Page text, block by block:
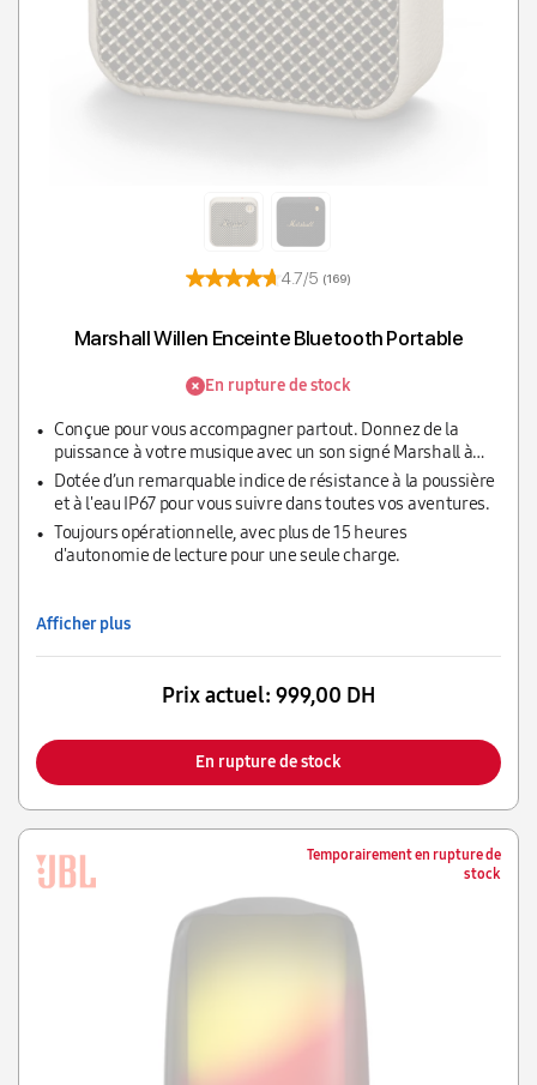
4.7/5 (169)
Marshall Willen Enceinte Bluetooth Portable
En rupture de stock
Conçue pour vous accompagner partout. Donnez de la
puissance à votre musique avec un son signé Marshall à
votre guise, même en cas d'imprévus.
Dotée d’un remarquable indice de résistance à la poussière
et à l'eau IP67 pour vous suivre dans toutes vos aventures.
Toujours opérationnelle, avec plus de 15 heures
d'autonomie de lecture pour une seule charge.
Afficher plus
Prix actuel: 999,00 DH
En rupture de stock
Temporairement en rupture de
stock